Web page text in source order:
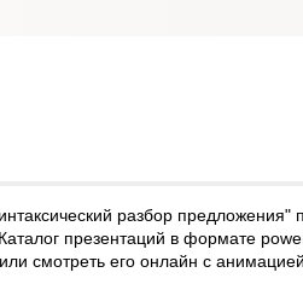
разбор предложения"
презентаций в формате
смотреть его онлайн с